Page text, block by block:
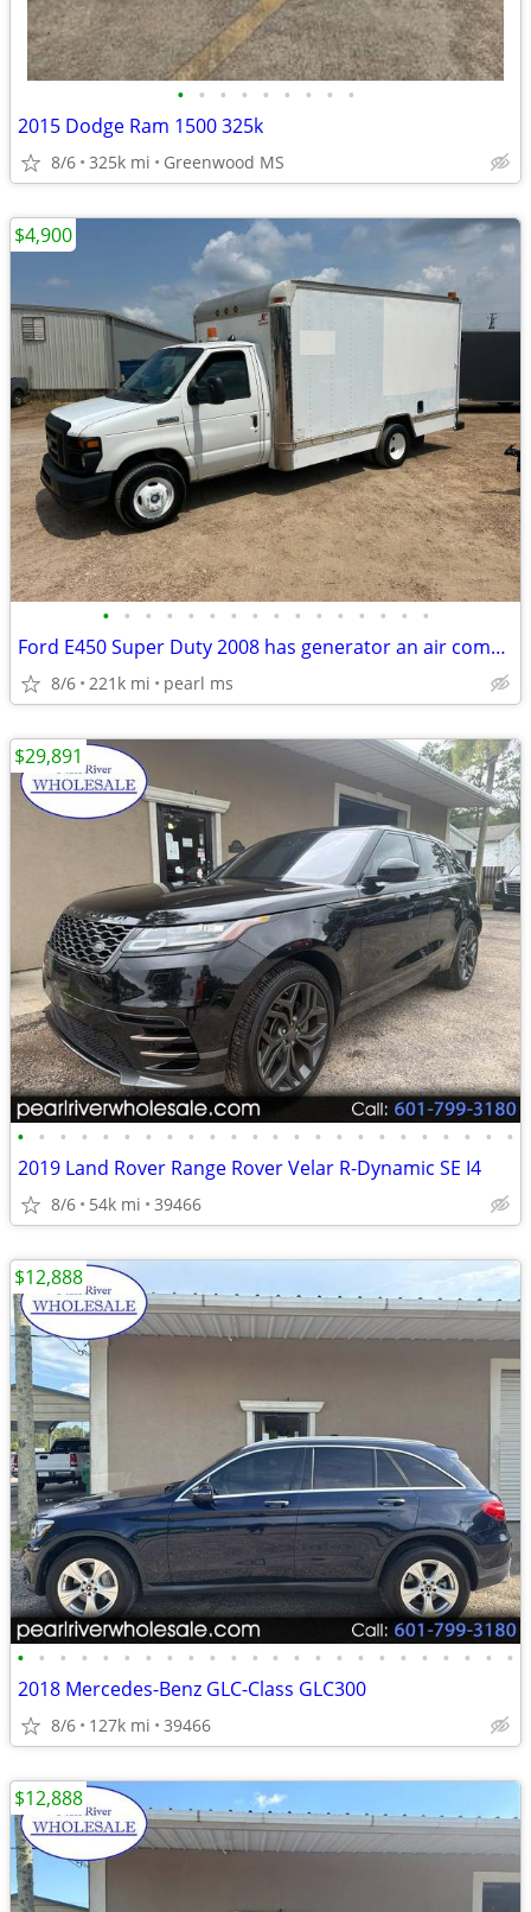
• • • • • • • • •
2015 Dodge Ram 1500 325k
8/6 325k mi Greenwood MS
• • • • • • • • • • • • • • • •
Ford E450 Super Duty 2008 has generator an air compresser runs great
8/6 221k mi pearl ms
$4,900
• • • • • • • • • • • • • • • • • • • • • • • •
2019 Land Rover Range Rover Velar R-Dynamic SE I4
8/6 54k mi 39466
$29,891
• • • • • • • • • • • • • • • • • • • • • • • •
2018 Mercedes-Benz GLC-Class GLC300
8/6 127k mi 39466
$12,888
$12,888